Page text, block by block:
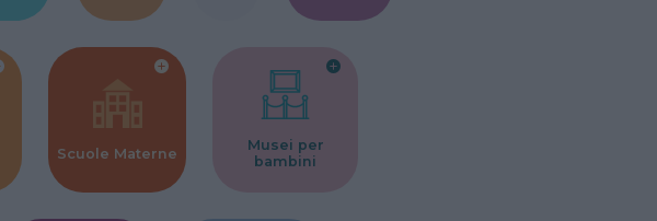
Scuole Materne
Musei per
bambini